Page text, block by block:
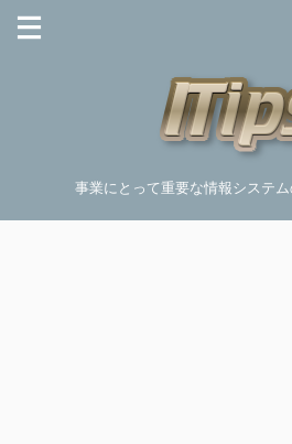
事業にとって重要な情報システ